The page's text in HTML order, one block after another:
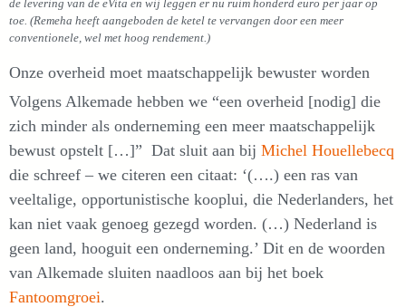
de levering van de eVita en wij leggen er nu ruim honderd euro per jaar op
toe. (Remeha heeft aangeboden de ketel te vervangen door een meer
conventionele, wel met hoog rendement.)
Onze overheid moet maatschappelijk bewuster worden
Volgens Alkemade hebben we “een overheid [nodig] die
zich minder als onderneming een meer maatschappelijk
bewust opstelt […]” Dat sluit aan bij Michel Houellebecq
die schreef – we citeren een citaat: ‘(….) een ras van
veeltalige, opportunistische kooplui, die Nederlanders, het
kan niet vaak genoeg gezegd worden. (…) Nederland is
geen land, hooguit een onderneming.’ Dit en de woorden
van Alkemade sluiten naadloos aan bij het boek
Fantoomgroei.